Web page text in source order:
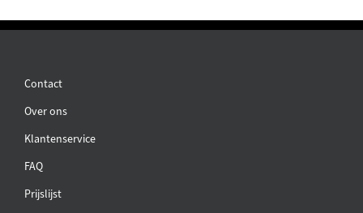
Contact
Over ons
Klantenservice
FAQ
Prijslijst